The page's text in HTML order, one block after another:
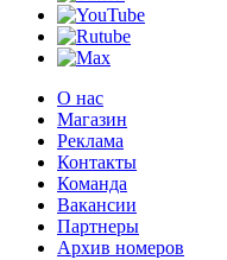
О нас
Магазин
Реклама
Контакты
Команда
Вакансии
Партнеры
Архив номеров